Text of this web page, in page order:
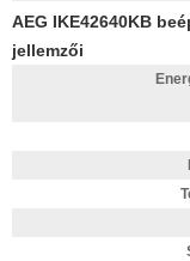
AEG IKE42640KB
jellemzői